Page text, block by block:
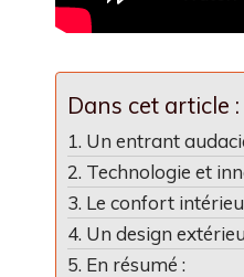
Dans cet article :
Un entrant
Technologie et
Le confort
Un design
En résumé :